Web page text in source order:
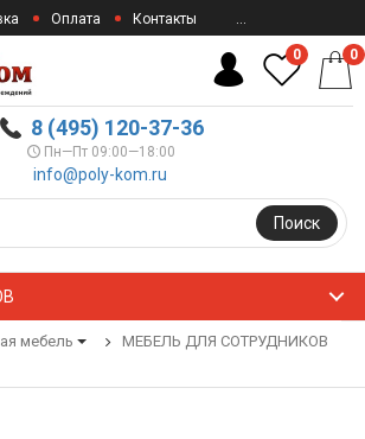
Оплата Контакты ...
8 (495) 120-37-36
Пн—Пт 09:00—18:00
info@poly-kom.ru
Поиск
0 0
мебель
МЕБЕЛЬ ДЛЯ СОТРУДНИКОВ